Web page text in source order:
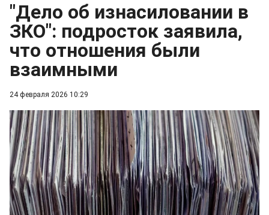
24 февраля 2026 10:29
"Дело об изнасиловании в
ЗКО": подросток заявила,
что отношения были
взаимными